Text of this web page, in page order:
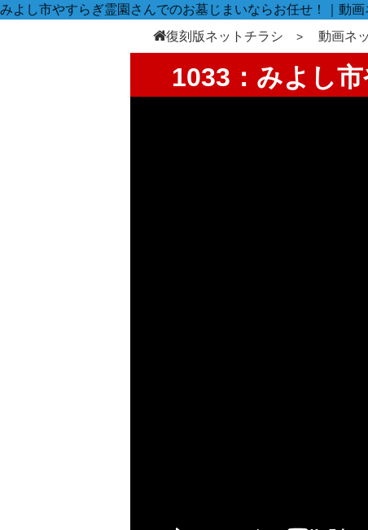
みよし市やすらぎ霊園さんでのお墓じまいならお任せ！｜動画
復刻版ネットチラシ
動画ネ
1033：みよし